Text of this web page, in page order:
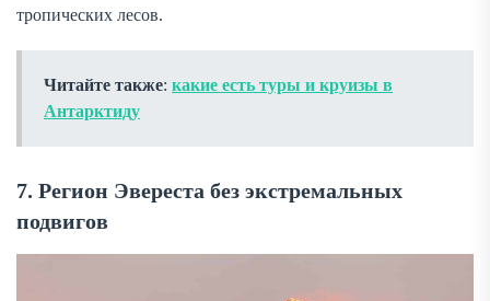
тропических лесов.
Читайте также: какие есть туры и круизы в
Антарктиду
7. Регион Эвереста без экстремальных
подвигов